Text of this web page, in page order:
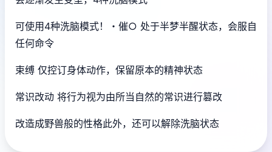
可使用4种洗脑模式！・催○ 处于半梦半醒状态，会服自
任何命令
束缚 仅控订身体动作，保留原本的精神状态
常识改动 将行为视为由所当自然的常识进行篡改
改造成野兽般的性格此外，还可以解除洗脑状态